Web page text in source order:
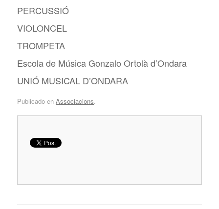
PERCUSSIÓ
VIOLONCEL
TROMPETA
Escola de Música Gonzalo Ortolà d’Ondara
UNIÓ MUSICAL D’ONDARA
Publicado en Associacions.